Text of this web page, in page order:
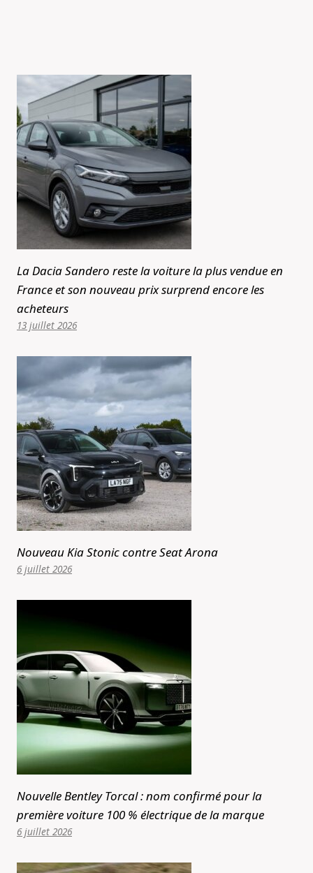
La Dacia Sandero reste la voiture la plus vendue en
France et son nouveau prix surprend encore les
acheteurs
13 juillet 2026
Nouveau Kia Stonic contre Seat Arona
6 juillet 2026
Nouvelle Bentley Torcal : nom confirmé pour la
première voiture 100 % électrique de la marque
6 juillet 2026